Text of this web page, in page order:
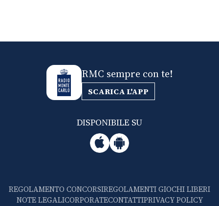
RMC sempre con te!
SCARICA L'APP
DISPONIBILE SU
REGOLAMENTO CONCORSIREGOLAMENTI GIOCHI LIBERI
NOTE LEGALICORPORATECONTATTIPRIVACY POLICY